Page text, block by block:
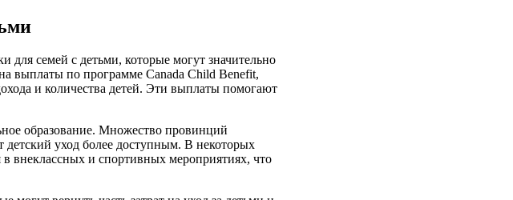
семей с детьми, которые могут значительно
выплаты по программе Canada Child Benefit,
и количества детей. Эти выплаты помогают
образование. Множество провинций
детский уход более доступным. В некоторых
внеклассных и спортивных мероприятиях, что